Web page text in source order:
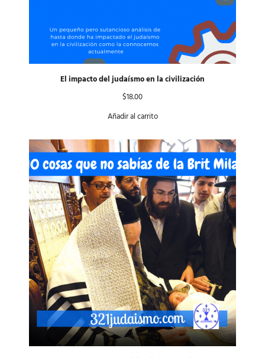
El impacto del judaísmo en la civilización
$18.00
Añadir al carrito